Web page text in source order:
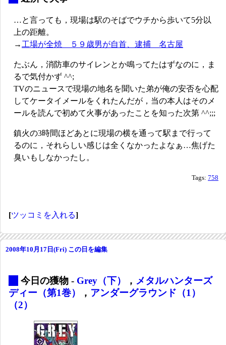
…と言っても，現場は駅のそばでウチから歩いて5分以
上の距離。
→ 工場が全焼 ５９歳男が自首、逮捕 名古屋
たぶん，消防車のサイレンとか鳴ってたはずなのに，ま
るで気付かず ^^;
TVのニュースで現場の地名を聞いた弟が俺の安否を心配
してケータイメールをくれたんだが，当の本人はそのメ
ールを読んで初めて火事があったことを知った次第 ^^;;;
鎮火の3時間ほどあとに現場の横を通って駅まで行って
るのに，それらしい感じは全くなかったよなぁ…焦げた
臭いもしなかったし。
Tags: 758
[ツッコミを入れる]
2008年10月17日(Fri) この日を編集
今日の獲物 - Grey（下） ， メタルハンターズ
ディー（第1巻）
， アンダーグラウンド（1）
（2）